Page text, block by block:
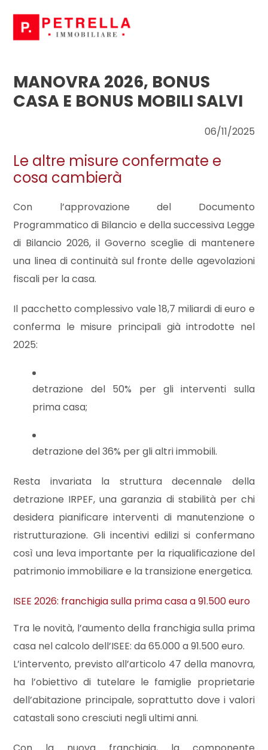
MANOVRA 2026, BONUS
CASA E BONUS MOBILI SALVI
06/11/2025
Le altre misure confermate e
cosa cambierà
Con l’approvazione del Documento
Programmatico di Bilancio e della successiva Legge
di Bilancio 2026, il Governo sceglie di mantenere
una linea di continuità sul fronte delle agevolazioni
fiscali per la casa.
Il pacchetto complessivo vale 18,7 miliardi di euro e
conferma le misure principali già introdotte nel
2025:
detrazione del 50% per gli interventi sulla
prima casa;
detrazione del 36% per gli altri immobili.
Resta invariata la struttura decennale della
detrazione IRPEF, una garanzia di stabilità per chi
desidera pianificare interventi di manutenzione o
ristrutturazione. Gli incentivi edilizi si confermano
così una leva importante per la riqualificazione del
patrimonio immobiliare e la transizione energetica.
ISEE 2026: franchigia sulla prima casa a 91.500 euro
Tra le novità, l’aumento della franchigia sulla prima
casa nel calcolo dell’ISEE: da 65.000 a 91.500 euro.
L’intervento, previsto all’articolo 47 della manovra,
ha l’obiettivo di tutelare le famiglie proprietarie
dell’abitazione principale, soprattutto dove i valori
catastali sono cresciuti negli ultimi anni.
HOME
SIAMO
VENDITA
AFFITTO
NEWS
CONTATTI
Codice
Contratto
Vendita
Scegli
cercare
Comune
Tipologia
Qualsiasi
Residenziali
Commerciali
Industriali
Prezzo